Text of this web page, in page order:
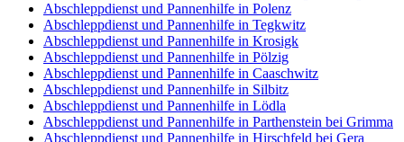
Abschleppdienst und Pannenhilfe in Polenz
Abschleppdienst und Pannenhilfe in Tegkwitz
Abschleppdienst und Pannenhilfe in Krosigk
Abschleppdienst und Pannenhilfe in Pölzig
Abschleppdienst und Pannenhilfe in Caaschwitz
Abschleppdienst und Pannenhilfe in Silbitz
Abschleppdienst und Pannenhilfe in Lödla
Abschleppdienst und Pannenhilfe in Parthenstein bei Grimma
Abschleppdienst und Pannenhilfe in Hirschfeld bei Gera